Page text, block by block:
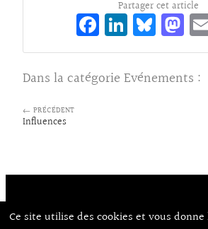
Partager cet article
Fa
ce
bo
o
Li
n
ke
dI
Bl
ue
sk
y
M
as
to
d
Dans la catégorie Evénements :
← PRÉCÉDENT
Influences
Contact
Ce site utilise des cookies et vous